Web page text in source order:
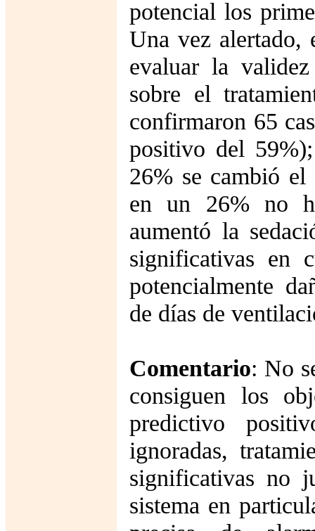
potencial los
Una vez alertado,
evaluar la
sobre el
confirmaron 65
positivo del
26% se cambió
en un 26% no
aumentó la
significativas en
potencialmente
de días de
Comentario: No
consiguen los
predictivo
ignoradas,
significativas no
sistema en